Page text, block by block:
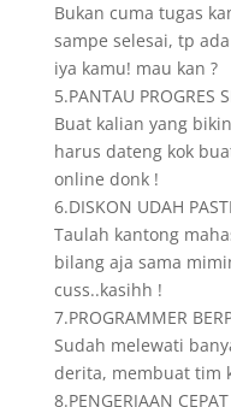
Bukan cuma tugas
sampe selesai, tp
iya kamu! mau kan ?
5.PANTAU PROGRES
Buat kalian yang
harus dateng kok
online donk !
6.DISKON UDAH
Taulah kantong
bilang aja sama
cuss..kasihh !
7.PROGRAMMER
Sudah melewati
derita, membuat tim
8.PENGERJAAN CEPAT